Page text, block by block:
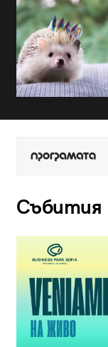
Събития